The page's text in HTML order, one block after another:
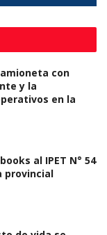
con
y la
en la
al IPET N° 54
provincial